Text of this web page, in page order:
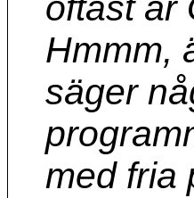
Hmmm,
säger
med fria